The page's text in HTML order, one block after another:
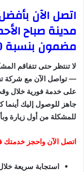
اتصل الآن
مدينة صباح
مضمون بنسبة 100%
لا تنتظر حتى تتفاقم
— تواصل الآن مع شركة
جاهز للوصول إليك
للمشكلة من أول زيارة
اتصل الآن واحجز خدمتك
استجابة سريعة